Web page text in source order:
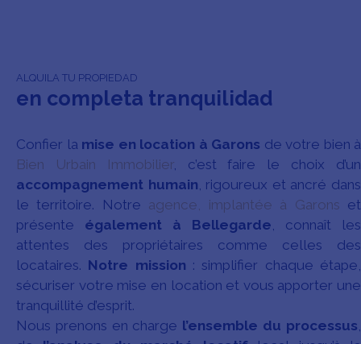
ALQUILA TU PROPIEDAD
en completa tranquilidad
Confier la mise en location à Garons de votre bien à
Bien Urbain Immobilier, c’est faire le choix d’un
accompagnement humain , rigoureux et ancré dans
le territoire. Notre agence, implantée à Garons et
présente également à Bellegarde , connaît les
attentes des propriétaires comme celles des
locataires. Notre mission : simplifier chaque étape,
sécuriser votre mise en location et vous apporter une
tranquillité d’esprit.
Nous prenons en charge l’ensemble du processus